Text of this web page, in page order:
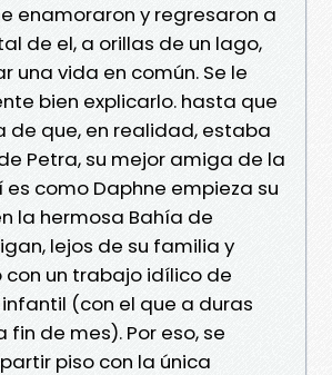
enamoraron y regresaron a
de el, a orillas de un lago,
una vida en común. Se le
bien explicarlo. hasta que
de que, en realidad, estaba
Petra, su mejor amiga de la
es como Daphne empieza su
la hermosa Bahía de
lejos de su familia y
con un trabajo idílico de
(con el que a duras
fin de mes). Por eso, se
piso con la única